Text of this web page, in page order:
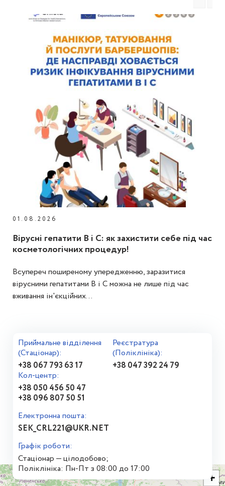
01.08.2026
Вірусні гепатити В і С: як захистити себе під час
косметологічних процедур!
Всупереч поширеному упередженню, заразитися
вірусними гепатитами В і С можна не лише під час
вживання ін'єкційних...
Приймальне відділення
(Стаціонар):
+38 067 793 63 17
Реєстратура
(Поліклініка):
+38 047 392 24 79
Кол-центр:
+38 050 456 50 47
+38 096 807 50 51
Електронна пошта:
SEK_CRL221@UKR.NET
Графік роботи:
Стаціонар — цілодобово;
Поліклініка: Пн-Пт з 08:00 до 17:00
+